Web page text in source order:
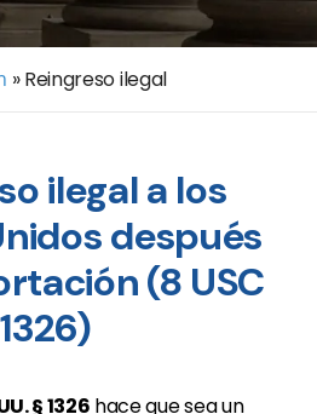
»Reingreso ilegal
ilegal a los
después
(8 USC
1326)
§ 1326 hace que sea un